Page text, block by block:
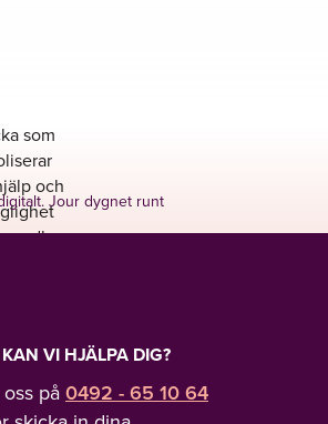
Jour dygnet runt
VI HJÄLPA DIG?
på 0492 - 65 10 64